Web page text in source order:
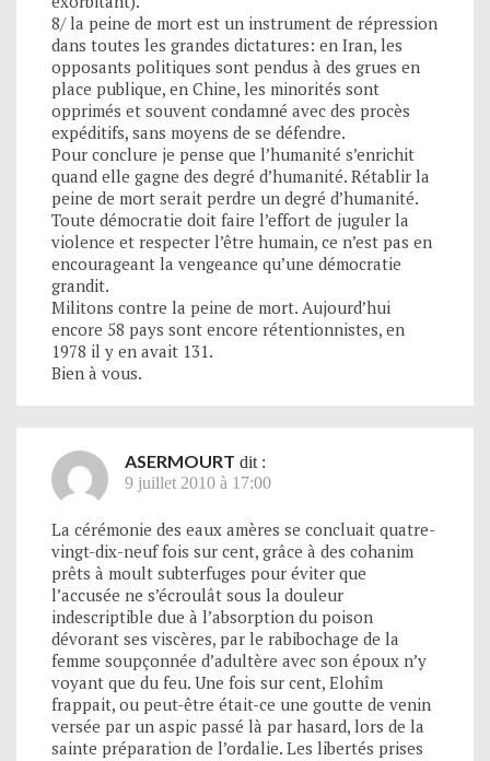
8/ la peine de mort est un instrument de répression
dans toutes les grandes dictatures: en Iran, les
opposants politiques sont pendus à des grues en
place publique, en Chine, les minorités sont
opprimés et souvent condamné avec des procès
expéditifs, sans moyens de se défendre.
Pour conclure je pense que l’humanité s’enrichit
quand elle gagne des degré d’humanité. Rétablir la
peine de mort serait perdre un degré d’humanité.
Toute démocratie doit faire l’effort de juguler la
violence et respecter l’être humain, ce n’est pas en
encourageant la vengeance qu’une démocratie
grandit.
Militons contre la peine de mort. Aujourd’hui
encore 58 pays sont encore rétentionnistes, en
1978 il y en avait 131.
Bien à vous.
ASERMOURT dit :
9 juillet 2010 à 17:00
La cérémonie des eaux amères se concluait quatre-
vingt-dix-neuf fois sur cent, grâce à des cohanim
prêts à moult subterfuges pour éviter que
l’accusée ne s’écroulât sous la douleur
indescriptible due à l’absorption du poison
dévorant ses viscères, par le rabibochage de la
femme soupçonnée d’adultère avec son époux n’y
voyant que du feu. Une fois sur cent, Elohîm
frappait, ou peut-être était-ce une goutte de venin
versée par un aspic passé là par hasard, lors de la
sainte préparation de l’ordalie. Les libertés prises